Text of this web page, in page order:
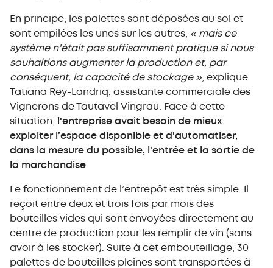
En principe, les palettes sont déposées au sol et
sont empilées les unes sur les autres, « mais ce
système n'était pas suffisamment pratique si nous
souhaitions augmenter la production et, par
conséquent, la capacité de stockage » , explique
Tatiana Rey-Landriq, assistante commerciale des
Vignerons de Tautavel Vingrau. Face à cette
situation,
l'entreprise avait besoin de mieux
exploiter l’espace disponible et d'automatiser,
dans la mesure du possible, l'entrée et la sortie de
la marchandise
Le fonctionnement de l’entrepôt est très simple. Il
reçoit entre deux et trois fois par mois des
bouteilles vides qui sont envoyées directement au
centre de production pour les remplir de vin (sans
avoir à les stocker). Suite à cet embouteillage, 30
palettes de bouteilles pleines sont transportées à